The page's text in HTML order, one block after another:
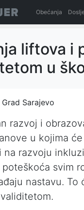
Obećanja
liftova i
u
Sarajevo
razvoj i
u kojima
na razvoju
svim
nastavu.